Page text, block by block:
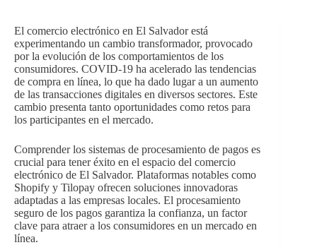
El comercio electrónico en El Salvador está
experimentando un cambio transformador, provocado
por la evolución de los comportamientos de los
consumidores. COVID-19 ha acelerado las tendencias
de compra en línea, lo que ha dado lugar a un aumento
de las transacciones digitales en diversos sectores. Este
cambio presenta tanto oportunidades como retos para
los participantes en el mercado.
Comprender los sistemas de procesamiento de pagos es
crucial para tener éxito en el espacio del comercio
electrónico de El Salvador. Plataformas notables como
Shopify y Tilopay ofrecen soluciones innovadoras
adaptadas a las empresas locales. El procesamiento
seguro de los pagos garantiza la confianza, un factor
clave para atraer a los consumidores en un mercado en
línea.